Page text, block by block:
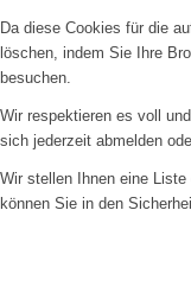
Da diese Cookies für die
löschen, indem Sie Ihre
besuchen.
Wir respektieren es voll
sich jederzeit abmelden
Wir stellen Ihnen eine
können Sie in den